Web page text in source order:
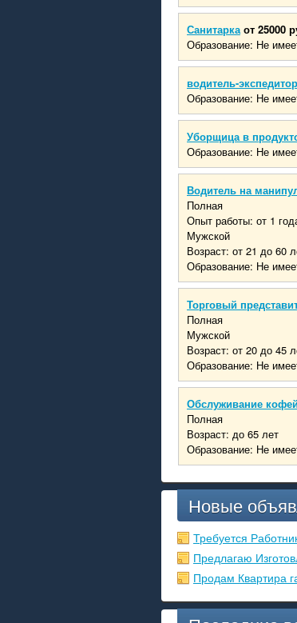
Санитарка от 25000
Образование: Не
водитель-экспедитор
Образование: Не
Уборщица в
Образование: Не
Водитель на
Полная
Опыт работы: от 1
Мужской
Возраст: от 21 до 60
Образование: Не
Торговый
Полная
Мужской
Возраст: от 20 до 45
Образование: Не
Обслуживание
Полная
Возраст: до 65 лет
Образование: Не
Новые
Требуется
Предлагаю
Продам Квартира